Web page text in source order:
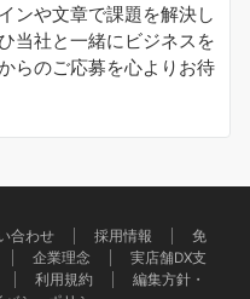
ンや文章で課題を解決し
当社と一緒にビジネスを
らのご応募を心よりお待
合わせ 採用情報
免
企業理念
実店舗DX支
利用規約
編集方針・